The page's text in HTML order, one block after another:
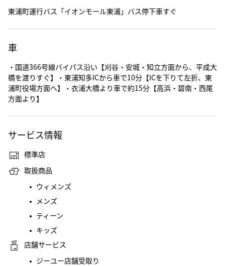
東浦町運行バス「イオンモール東浦」バス停下車すぐ
車
・国道366号線バイパス沿い【刈谷・安城・知立方面から、平成大
橋を渡りすぐ】・東浦知多ICから車で10分【ICを下りて左折、東
浦町役場方面へ】・衣浦大橋より車で約15分【高浜・碧南・西尾
方面より】
サービス情報
標準店
取扱商品
ウィメンズ
メンズ
ティーン
キッズ
店舗サービス
ジーユー店舗受取り